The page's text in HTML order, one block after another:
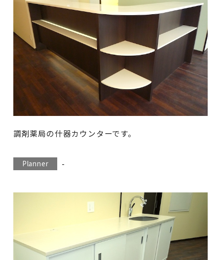
調剤薬局の什器カウンターです。
Planner -